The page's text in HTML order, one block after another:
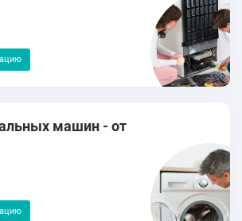
машин - от